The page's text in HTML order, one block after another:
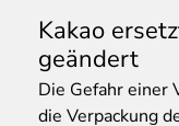
Kakao
geändert
Die Gefahr einer
die Verpackung